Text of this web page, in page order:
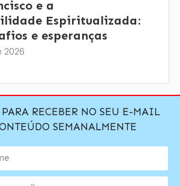
e a
Espiritualizada:
e esperanças
2026
RECEBER NO SEU E-MAIL
SEMANALMENTE